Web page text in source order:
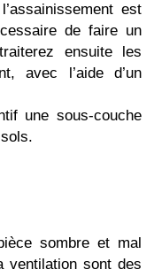
est
de faire un
ensuite les
avec l’aide d’un
une sous-couche
sombre et mal
ventilation sont des